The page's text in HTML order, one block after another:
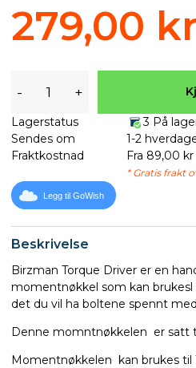
Beskrivelse
Birzman Torque Driver er en
momentnøkkel som kan brukesl
det du vil ha boltene spennt
Denne momntnøkkelen er satt
Momentnøkkelen kan brukes til
279,00
- +
Lagerstatus
3 På
Sendes om
1-2
Fraktkostnad
Fra 89,00 kr
* Gratis frakt
Legg til GoWish